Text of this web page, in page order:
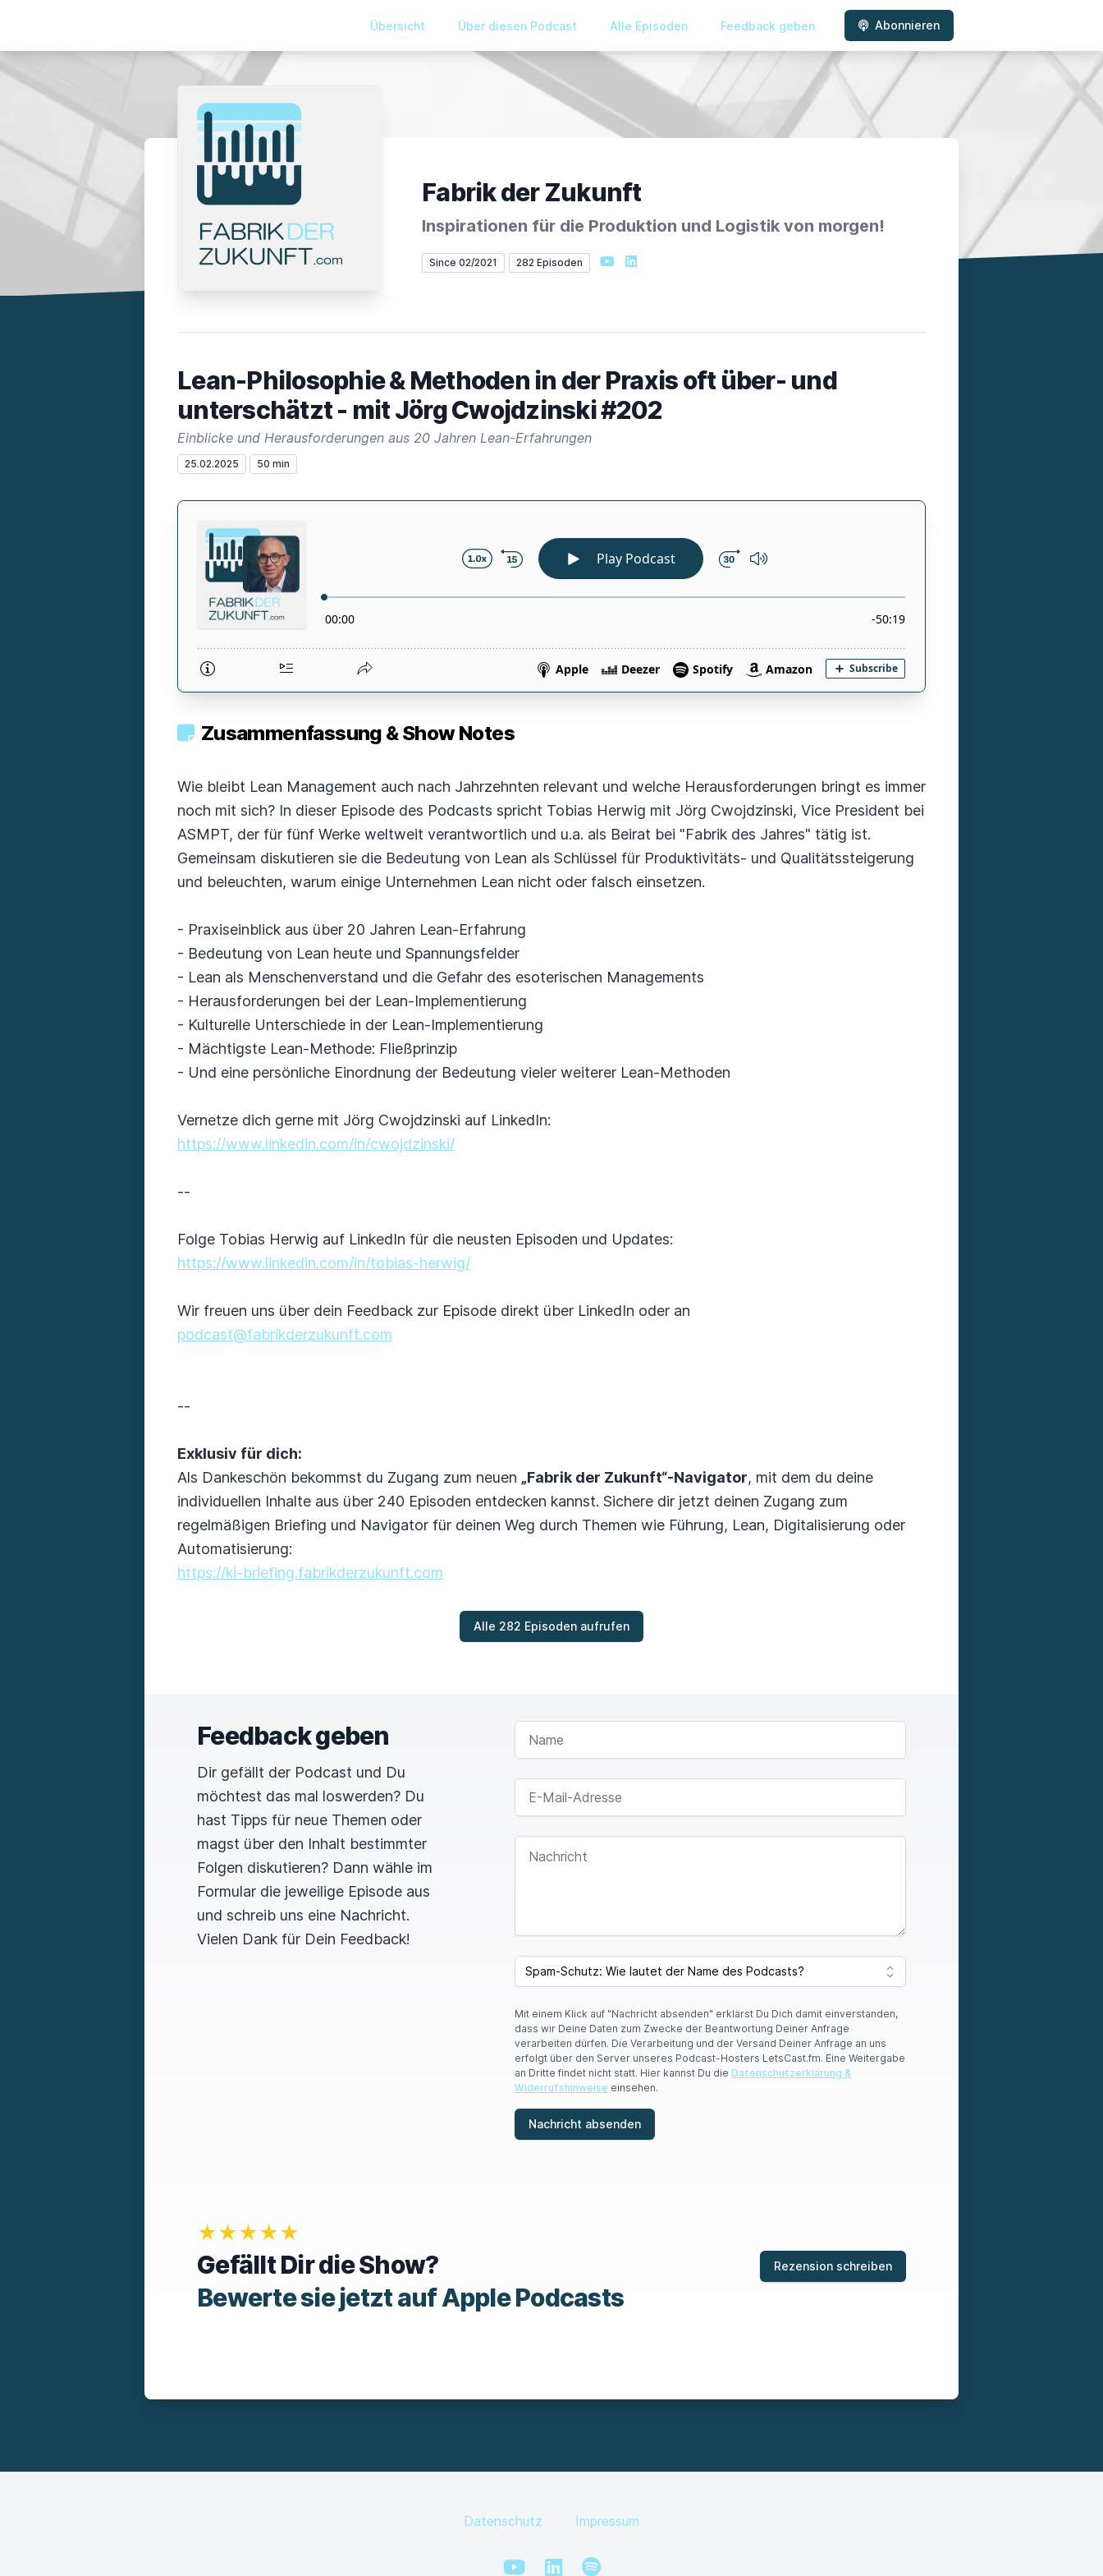
Übersicht Über diesen Podcast Alle Episoden Feedback geben Abonnieren
Fabrik der Zukunft
Inspirationen für die Produktion und Logistik von morgen!
Since 02/2021 282 Episoden YouTubeLinkedIn
Lean-Philosophie & Methoden in der Praxis oft über- und
unterschätzt - mit Jörg Cwojdzinski #202
Einblicke und Herausforderungen aus 20 Jahren Lean-Erfahrungen
25.02.2025 50 min
Zusammenfassung & Show Notes
Wie bleibt Lean Management auch nach Jahrzehnten relevant und welche Herausforderungen bringt es immer
noch mit sich? In dieser Episode des Podcasts spricht Tobias Herwig mit Jörg Cwojdzinski, Vice President bei
ASMPT, der für fünf Werke weltweit verantwortlich und u.a. als Beirat bei "Fabrik des Jahres" tätig ist.
Gemeinsam diskutieren sie die Bedeutung von Lean als Schlüssel für Produktivitäts- und Qualitätssteigerung
und beleuchten, warum einige Unternehmen Lean nicht oder falsch einsetzen.
- Praxiseinblick aus über 20 Jahren Lean-Erfahrung
- Bedeutung von Lean heute und Spannungsfelder
- Lean als Menschenverstand und die Gefahr des esoterischen Managements
- Herausforderungen bei der Lean-Implementierung
- Kulturelle Unterschiede in der Lean-Implementierung
- Mächtigste Lean-Methode: Fließprinzip
- Und eine persönliche Einordnung der Bedeutung vieler weiterer Lean-Methoden
Vernetze dich gerne mit Jörg Cwojdzinski auf LinkedIn:
https://www.linkedin.com/in/cwojdzinski/
--
Folge Tobias Herwig auf LinkedIn für die neusten Episoden und Updates:
https://www.linkedin.com/in/tobias-herwig/
Wir freuen uns über dein Feedback zur Episode direkt über LinkedIn oder an
podcast@fabrikderzukunft.com
--
Exklusiv für dich:
Als Dankeschön bekommst du Zugang zum neuen „Fabrik der Zukunft“-Navigator, mit dem du deine
individuellen Inhalte aus über 240 Episoden entdecken kannst. Sichere dir jetzt deinen Zugang zum
regelmäßigen Briefing und Navigator für deinen Weg durch Themen wie Führung, Lean, Digitalisierung oder
Automatisierung:
https://ki-briefing.fabrikderzukunft.com
Alle 282 Episoden aufrufen
Feedback geben
Dir gefällt der Podcast und Du
möchtest das mal loswerden? Du
hast Tipps für neue Themen oder
magst über den Inhalt bestimmter
Folgen diskutieren? Dann wähle im
Formular die jeweilige Episode aus
und schreib uns eine Nachricht.
Vielen Dank für Dein Feedback!
NAME
E-MAIL-ADRESSE
NACHRICHT
SPAM CAPTCHA
Mit einem Klick auf "Nachricht absenden" erklärst Du Dich damit einverstanden,
dass wir Deine Daten zum Zwecke der Beantwortung Deiner Anfrage
verarbeiten dürfen. Die Verarbeitung und der Versand Deiner Anfrage an uns
erfolgt über den Server unseres Podcast-Hosters LetsCast.fm. Eine Weitergabe
an Dritte findet nicht statt. Hier kannst Du dieDatenschutzerklärung &
Widerrufshinweise einsehen.
Nachricht absenden
★★★★★
Gefällt Dir die Show?
Bewerte sie jetzt auf Apple Podcasts
Rezension schreiben
Datenschutz Impressum
YouTubeLinkedInSpotify